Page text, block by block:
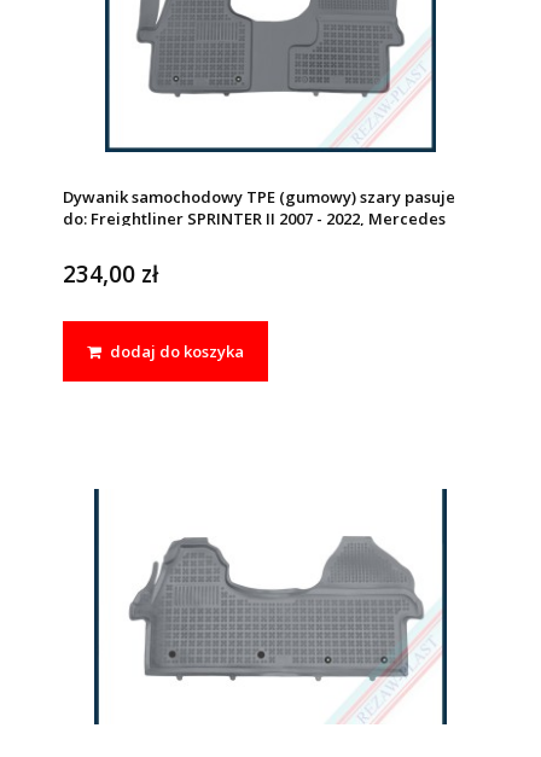
Dywanik samochodowy TPE (gumowy) szary pasuje
do: Freightliner SPRINTER II 2007 - 2022, Mercedes
2016
234,00 zł
dodaj do koszyka